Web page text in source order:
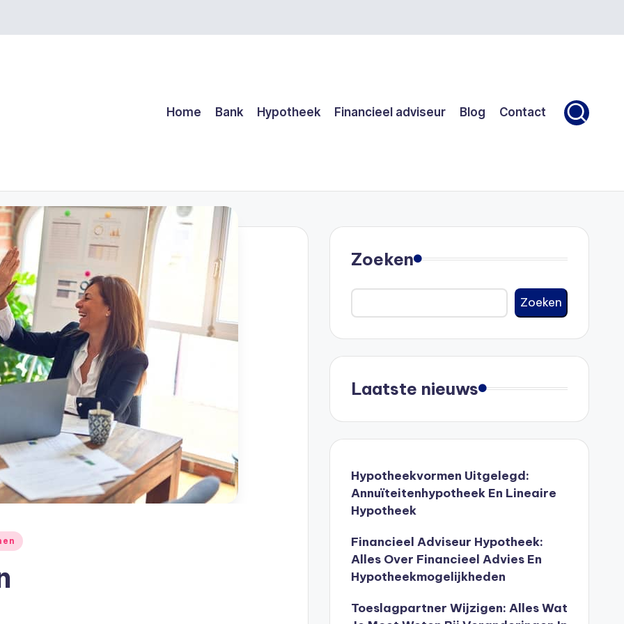
Home Bank Hypotheek Financieel adviseur Blog Contact
Zoeken
Zoeken
Laatste nieuws
Hypotheekvormen Uitgelegd:
Annuïteitenhypotheek En Lineaire
Hypotheek
Financieel Adviseur Hypotheek:
Alles Over Financieel Advies En
Hypotheekmogelijkheden
Toeslagpartner Wijzigen: Alles Wat